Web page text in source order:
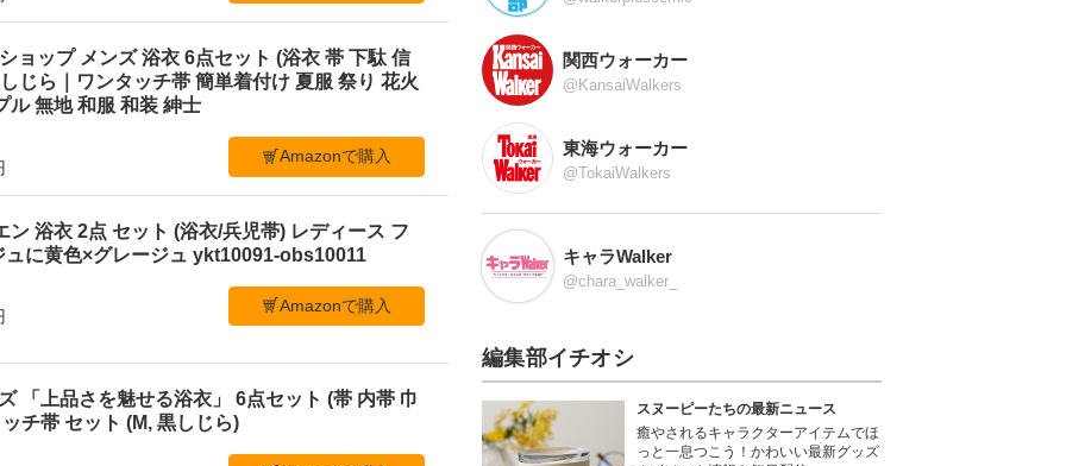
ョップ メンズ 浴衣 6点セット (浴衣 帯 下駄 信
じら｜ワンタッチ帯 簡単着付け 夏服 祭り 花火
ル 無地 和服 和装 紳士
Amazonで購入
浴衣 2点 セット (浴衣/兵児帯) レディース フ
ュに黄色×グレージュ ykt10091-obs10011
Amazonで購入
「上品さを魅せる浴衣」 6点セット (帯 内帯 巾
チ帯 セット (M, 黒しじら)
関西ウォーカー
@KansaiWalkers
東海ウォーカー
@TokaiWalkers
キャラWalker
@chara_walker_
編集部イチオシ
スヌーピーたちの最新ニュース
癒やされるキャラクターアイテムでほ
っと一息つこう！かわいい最新グッズ